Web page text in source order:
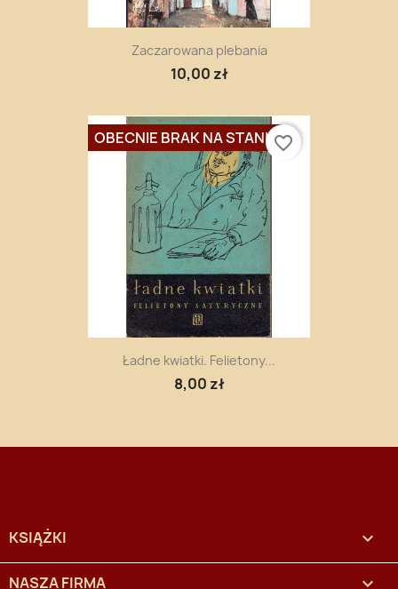
Zaczarowana plebania
10,00 zł
Ładne kwiatki. Felietony...
8,00 zł
OBECNIE BRAK NA STANIEfavorite_border
KSIĄŻKI 
NASZA FIRMA 